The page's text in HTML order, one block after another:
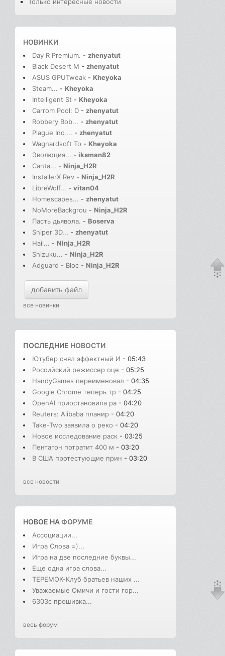
Только интересные новости
НОВИНКИ
Day R Premium. - zhenyatut
Black Desert M - zhenyatut
ASUS GPUTweak - Kheyoka
Steam... - Kheyoka
Intelligent St - Kheyoka
Carrom Pool: D - zhenyatut
Robbery Bob... - zhenyatut
Plague Inc.... - zhenyatut
Wagnardsoft To - Kheyoka
Эволюция... - iksman82
Canta... - Ninja_H2R
InstallerX Rev - Ninja_H2R
LibreWolf... - vitan04
Homescapes... - zhenyatut
NoMoreBackgrou - Ninja_H2R
Пасть дьявола. - Boserva
Sniper 3D... - zhenyatut
Hail... - Ninja_H2R
Shizuku... - Ninja_H2R
Adguard - Bloc - Ninja_H2R
добавить файл
все новинки
ПОСЛЕДНИЕ НОВОСТИ
Ютубер снял эффектный И - 05:43
Российский режиссер оце - 05:25
HandyGames переименовал - 04:35
Google Chrome теперь тр - 04:25
OpenAI приостановила ра - 04:20
Reuters: Alibaba планир - 04:20
Take-Two заявила о реко - 04:20
Новое исследование раск - 03:25
Пентагон потратит 400 м - 03:20
В США протестующие прин - 03:20
все новости
НОВОЕ НАФОРУМЕ
Ассоциации...
Игра Слова =)...
Игра на две последние буквы...
Еще одна игра слова...
ТЕРЕМОК-Клуб братьев наших ...
Уважаемые Омичи и гости гор...
6303с прошивка...
весь форум